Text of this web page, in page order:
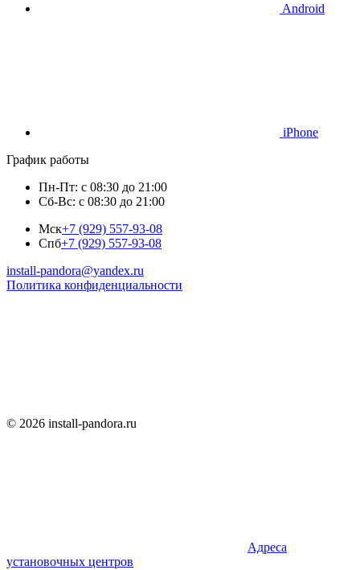
Android
iPhone
График работы
Пн-Пт: с 08:30 до 21:00
Сб-Вс: с 08:30 до 21:00
Мск+7 (929) 557-93-08
Спб+7 (929) 557-93-08
install-pandora@yandex.ru
Политика конфиденциальности
© 2026 install-pandora.ru
Адреса
установочных центров